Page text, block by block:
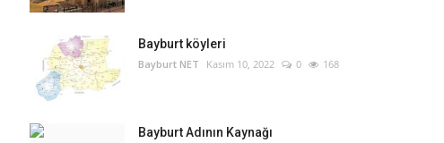
Bayburt köyleri
Bayburt NET Kasım 10, 2022 0 168
Bayburt Adının Kaynağı